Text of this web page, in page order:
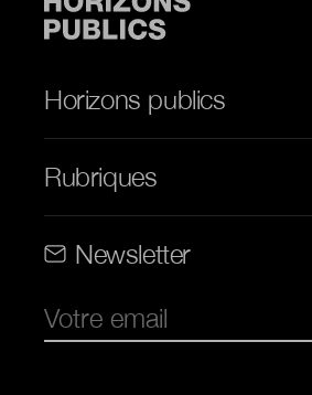
Horizons publics
Rubriques
Newsletter